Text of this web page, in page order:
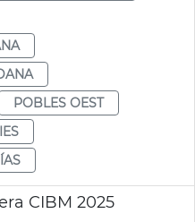
POBLES OEST
CIBM 2025